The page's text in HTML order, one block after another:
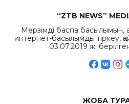
“ZTB NEWS”
Мерзімді баспа басылымын,
интернет-басылымды тіркеу,
03.07.2019 ж.
ЖОБА